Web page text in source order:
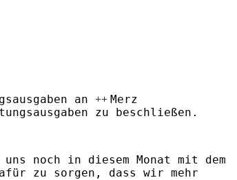
an ++ Merz
zu beschließen.
noch in diesem Monat mit dem
zu sorgen, dass wir mehr